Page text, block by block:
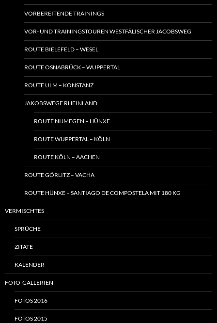
VORBEREITENDE TRAININGS
VOR- UND TRAININGSTOUREN WESTFÄLISCHER JACOBSWEG
ROUTE BIELEFELD – WESEL
ROUTE OSNABRÜCK – WUPPERTAL
ROUTE ULM – KONSTANZ
JAKOBSWEGE RHEINLAND
ROUTE NIJMEGEN – HÜNXE
ROUTE WUPPERTAL – KÖLN
ROUTE KÖLN – AACHEN
ROUTE GÖRLITZ – VACHA
ROUTE HÜNXE – SANTIAGO DE COMPOSTELA MIT 180 KG
VERMISCHTES
SPRÜCHE
ZITATE
KALENDER
FOTO-GALLERIEN
FOTOS 2016
FOTOS 2015